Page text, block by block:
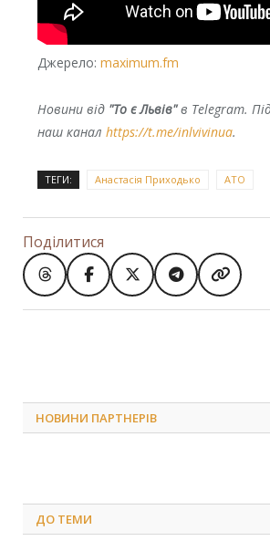
Джерело: maximum.fm
Новини від "То є Львів"в Telegram.
наш канал https://t.me/inlvivinua.
ТЕГИ: Анастасія Приходько АТО
Поділитися
НОВИНИ ПАРТНЕРІВ
ДО ТЕМИ